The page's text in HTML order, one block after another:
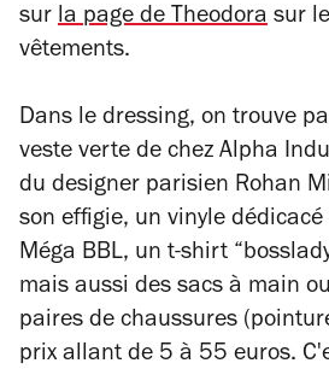
sur la page de Theodora sur
vêtements.
Dans le dressing, on trouve
veste verte de chez Alpha
du designer parisien Rohan
son effigie, un vinyle
Méga BBL, un t-shirt
mais aussi des sacs à main
paires de chaussures
prix allant de 5 à 55 euros.